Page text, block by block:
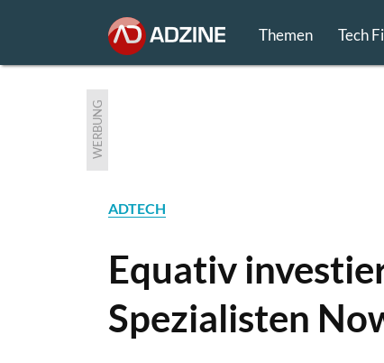
Themen Tech
WERBUNG
ADTECH
Equativ
Spezialisten